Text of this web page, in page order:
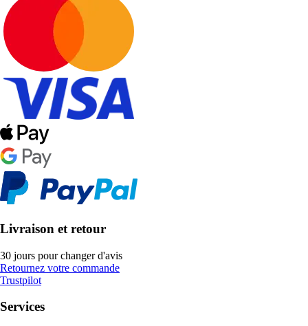
Livraison et retour
30 jours pour changer d'avis
Retournez votre commande
Trustpilot
Services